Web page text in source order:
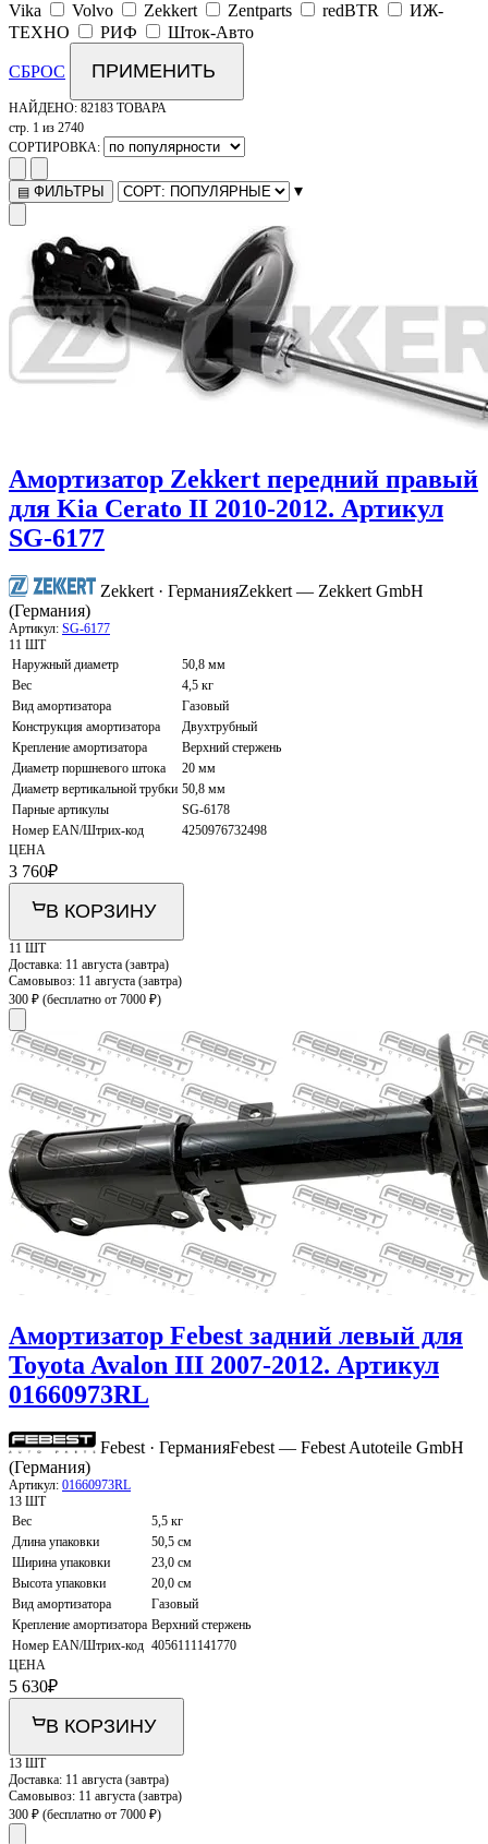
Vika
Volvo Zekkert Zentparts redBTR
ИЖ-
ТЕХНО
РИФ Шток-Авто
СБРОС ПРИМЕНИТЬ
НАЙДЕНО: 82183 ТОВАРА
стр. 1 из 2740
СОРТИРОВКА:
▤ ФИЛЬТРЫ ▾
Амортизатор Zekkert передний правый
для Kia Cerato II 2010-2012. Артикул
SG-6177
Zekkert · ГерманияZekkert — Zekkert GmbH
(Германия)
Артикул: SG-6177
11 ШТ
Наружный диаметр
50,8 мм
Вес
4,5 кг
Вид амортизатора
Газовый
Конструкция амортизатора
Двухтрубный
Крепление амортизатора
Верхний стержень
Диаметр поршневого штока
20 мм
Диаметр вертикальной трубки 50,8 мм
Парные артикулы
SG-6178
Номер EAN/Штрих-код
4250976732498
ЦЕНА
3 760₽
В КОРЗИНУ
11 ШТ
Доставка: 11 августа (завтра)
Самовывоз: 11 августа (завтра)
300 ₽ (бесплатно от 7000 ₽)
Амортизатор Febest задний левый для
Toyota Avalon III 2007-2012. Артикул
01660973RL
Febest · ГерманияFebest — Febest Autoteile GmbH
(Германия)
Артикул: 01660973RL
13 ШТ
Вес
5,5 кг
Длина упаковки
50,5 см
Ширина упаковки
23,0 см
Высота упаковки
20,0 см
Вид амортизатора
Газовый
Крепление амортизатора Верхний стержень
Номер EAN/Штрих-код 4056111141770
ЦЕНА
5 630₽
В КОРЗИНУ
13 ШТ
Доставка: 11 августа (завтра)
Самовывоз: 11 августа (завтра)
300 ₽ (бесплатно от 7000 ₽)